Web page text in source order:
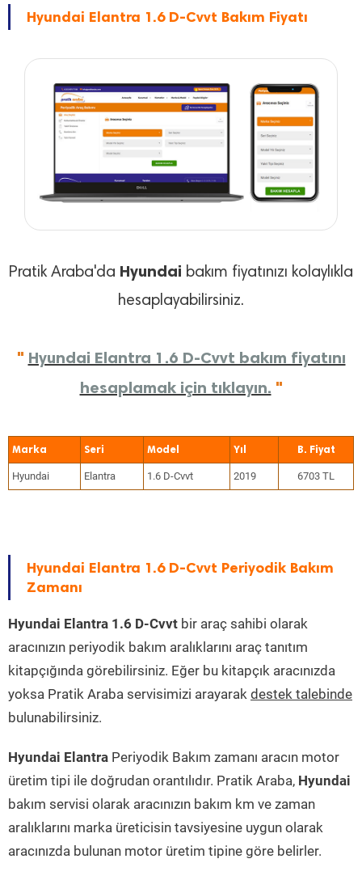
Hyundai Elantra 1.6 D-Cvvt Bakım Fiyatı
Pratik Araba'da Hyundai bakım fiyatınızı kolaylıkla
hesaplayabilirsiniz.
" Hyundai Elantra 1.6 D-Cvvt bakım fiyatını
hesaplamak için tıklayın. "
Marka Seri Model Yıl
Hyundai Elantra 1.6 D-Cvvt 2019 6703 TL
Hyundai Elantra 1.6 D-Cvvt Periyodik Bakım
Zamanı
Hyundai Elantra 1.6 D-Cvvt bir araç sahibi olarak
aracınızın periyodik bakım aralıklarını araç tanıtım
kitapçığında görebilirsiniz. Eğer bu kitapçık aracınızda
yoksa Pratik Araba servisimizi arayarak destek talebinde
bulunabilirsiniz.
Hyundai Elantra Periyodik Bakım zamanı aracın motor
üretim tipi ile doğrudan orantılıdır. Pratik Araba, Hyundai
bakım servisi olarak aracınızın bakım km ve zaman
aralıklarını marka üreticisin tavsiyesine uygun olarak
aracınızda bulunan motor üretim tipine göre belirler.